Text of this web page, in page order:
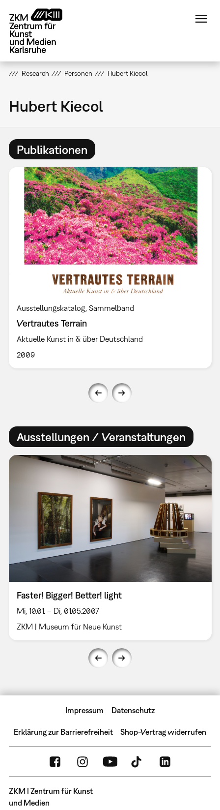
zum
Inhalt
Research Personen Hubert Kiecol
Hubert Kiecol
Publikationen
Ausstellungskatalog Sammelband
Vertrautes Terrain
Aktuelle Kunst in & über Deutschland
2009
Ausstellungen / Veranstaltungen
Faster! Bigger! Better! light
Mi, 10.01. – Di, 01.05.2007
ZKM | Museum für Neue Kunst
Impressum Datenschutz
Erklärung zur Barrierefreiheit Shop-Vertrag widerrufen
ZKM | Zentrum für Kunst
und Medien